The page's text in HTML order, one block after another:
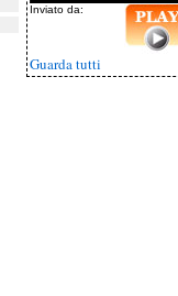
Inviato da:
Guarda tutti